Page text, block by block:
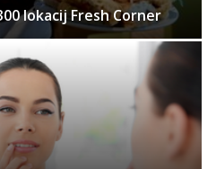
lokacij Fresh Corner